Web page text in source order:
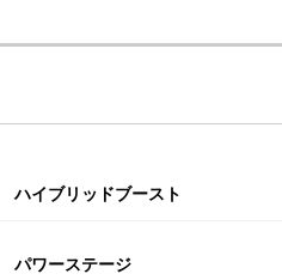
ハイブリッドブースト
パワーステージ